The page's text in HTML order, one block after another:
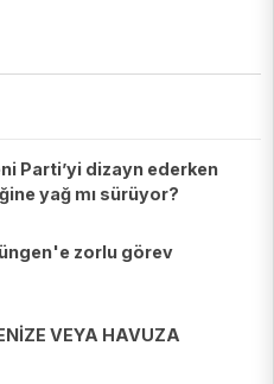
Parti’yi dizayn ederken
yağ mı sürüyor?
zorlu görev
VEYA HAVUZA